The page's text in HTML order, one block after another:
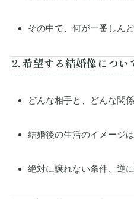
その中で、何が一番しん
2. 希望する結婚像につい
どんな相手と、どんな関
結婚後の生活のイメージ
絶対に譲れない条件、逆